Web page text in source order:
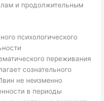
и продолжительным
психологического
переживания
сознательного
не неизменно
в периоды